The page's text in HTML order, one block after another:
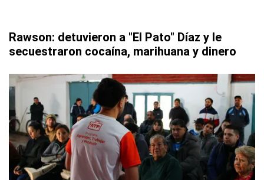
Rawson: detuvieron a "El Pato" Díaz y le
secuestraron cocaína, marihuana y dinero